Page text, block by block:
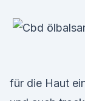
für die Haut